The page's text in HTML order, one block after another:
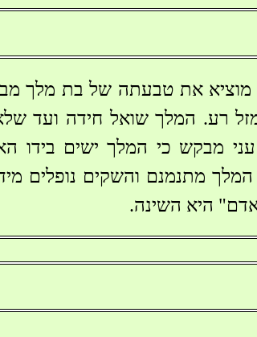
מוציא את טבעתה של בת מלך
רע. המלך שואל חידה ועד
מבקש כי המלך ישים בידו
המלך מתנמנם והשקים נופלים
היא השינה.